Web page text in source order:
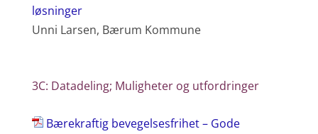
løsninger
Unni Larsen, Bærum Kommune
3C: Datadeling; Muligheter og utfordringer
Bærekraftig bevegelsesfrihet – Gode